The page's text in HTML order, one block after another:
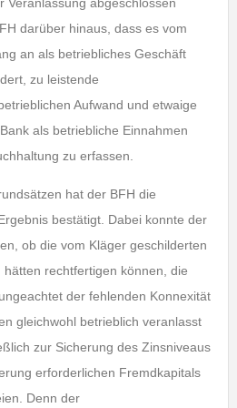
darüber hinaus, dass es vom
an als betriebliches Geschäft
zu leistende
Aufwand und etwaige
als betriebliche Einnahmen
zu erfassen.
hat der BFH die
bestätigt. Dabei konnte der
ob die vom Kläger geschilderten
rechtfertigen können, die
der fehlenden Konnexität
gleichwohl betrieblich veranlasst
zur Sicherung des Zinsniveaus
erforderlichen Fremdkapitals
Denn der